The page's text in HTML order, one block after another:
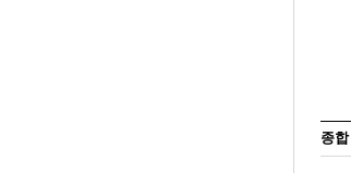
종합